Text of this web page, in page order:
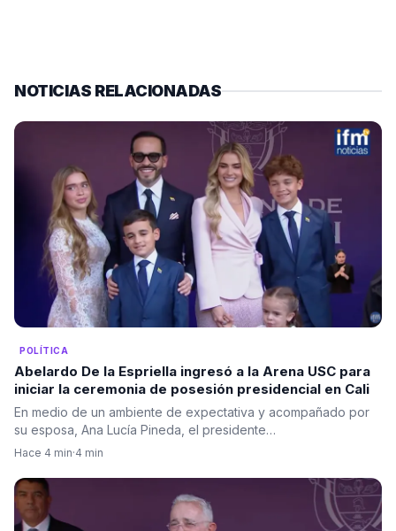
NOTICIAS RELACIONADAS
POLÍTICA
Abelardo De la Espriella ingresó a la Arena USC para
iniciar la ceremonia de posesión presidencial en Cali
En medio de un ambiente de expectativa y acompañado por
su esposa, Ana Lucía Pineda, el presidente…
Hace 4 min·4 min